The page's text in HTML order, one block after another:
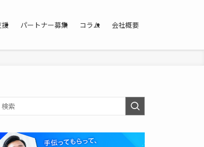
パートナー募集 コラム 会社概要